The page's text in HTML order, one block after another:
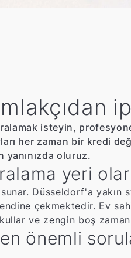
isteyin,
her zaman bir kredi
yanınızda oluruz.
yeri
Düsseldorf'a yakın
çekmektedir. Ev
ve zengin boş
önemli